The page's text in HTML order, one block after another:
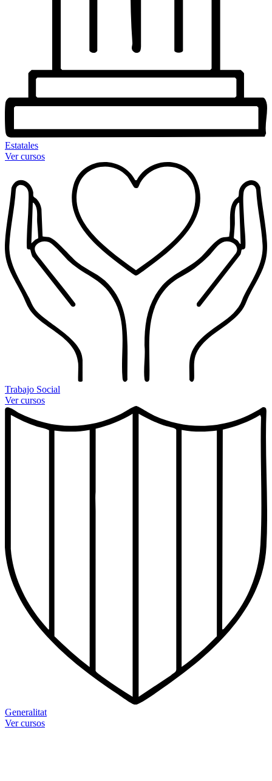
Estatales
Ver cursos
Trabajo Social
Ver cursos
Generalitat
Ver cursos